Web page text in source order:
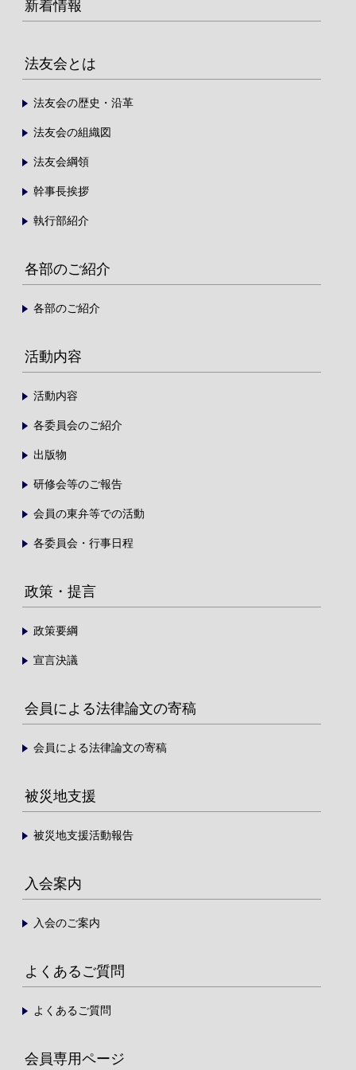
新着情報
法友会とは
法友会の歴史・沿革
法友会の組織図
法友会綱領
幹事長挨拶
執行部紹介
各部のご紹介
各部のご紹介
活動内容
活動内容
各委員会のご紹介
出版物
研修会等のご報告
会員の東弁等での活動
各委員会・行事日程
政策・提言
政策要綱
宣言決議
会員による法律論文の寄稿
会員による法律論文の寄稿
被災地支援
被災地支援活動報告
入会案内
入会のご案内
よくあるご質問
よくあるご質問
会員専用ページ